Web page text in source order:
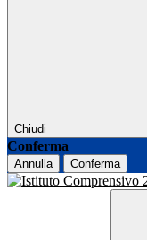
Chiudi
Conferma
Annulla Conferma